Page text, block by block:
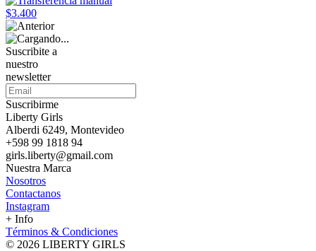
$3.400
Suscribite a
nuestro
newsletter
Suscribirme
Liberty Girls
Alberdi 6249, Montevideo
+598 99 1818 94
girls.liberty@gmail.com
Nuestra Marca
Nosotros
Contactanos
Instagram
+ Info
Términos & Condiciones
© 2026 LIBERTY GIRLS